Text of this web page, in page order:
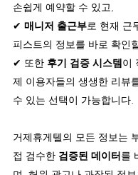
손쉽게 예약할 수 있고,
✔ 매니저 출근부로 현재 근
피스트의 정보를 바로 확인
✔ 또한 후기 검증 시스템이
제 이용자들의 생생한 리뷰
수 있는 선택이 가능합니다.
거제휴게텔의 모든 정보는
접 검수한 검증된 데이터를